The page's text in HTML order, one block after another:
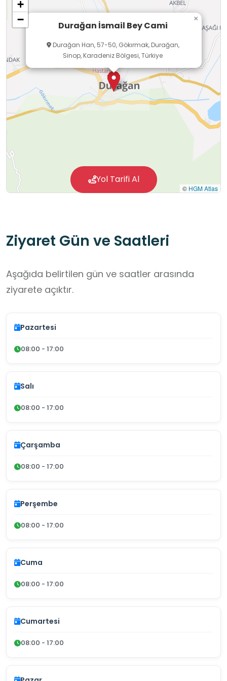
form dönüşümlerini ve yerel defin kültürünü
yerinde analiz edebilecekleri nitelikli bir okul dışı
Durağan İsmail Bey Cami
Durağan Han, 57-50, Gökırmak, Durağan,
Sinop, Karadeniz Bölgesi, Türkiye
×
+
−
© HGM Atlas
Yol Tarifi Al
Ziyaret Gün ve Saatleri
Aşağıda belirtilen gün ve saatler arasında
ziyarete açıktır.
Pazartesi
08:00 - 17:00
Salı
08:00 - 17:00
Çarşamba
08:00 - 17:00
Perşembe
08:00 - 17:00
Cuma
08:00 - 17:00
Cumartesi
08:00 - 17:00